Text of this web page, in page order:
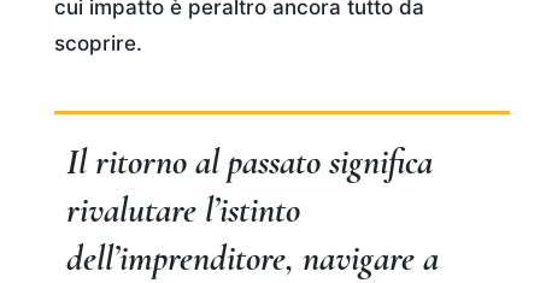
cui impatto è peraltro ancora tutto da
scoprire.
Il ritorno al passato significa
rivalutare l’istinto
dell’imprenditore, navigare a